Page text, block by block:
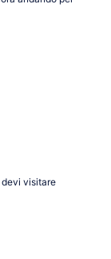
devi visitare